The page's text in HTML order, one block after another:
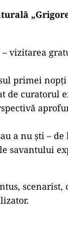
vizitarea
primei nopți
de curatorul
a nu ști – de
savantului
scenarist,